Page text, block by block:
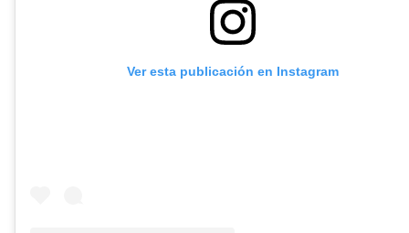
Ver esta publicación en Instagram